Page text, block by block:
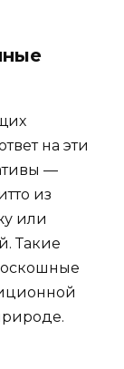
на эти
—
из
или
Такие